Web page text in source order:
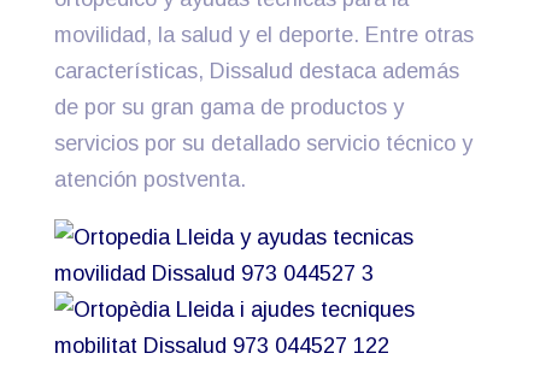
movilidad, la salud y el deporte. Entre otras
características, Dissalud destaca además
de por su gran gama de productos y
servicios por su detallado servicio técnico y
atención postventa.